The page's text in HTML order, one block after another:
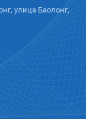
улица Баолонг,